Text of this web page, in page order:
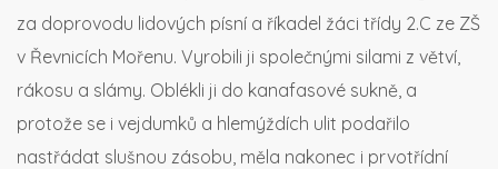
za doprovodu lidových písní a říkadel žáci třídy 2.C ze ZŠ
v Řevnicích Mořenu. Vyrobili ji společnými silami z větví,
rákosu a slámy. Oblékli ji do kanafasové sukně, a
protože se i vejdumků a hlemýždích ulit podařilo
nastřádat slušnou zásobu, měla nakonec i prvotřídní